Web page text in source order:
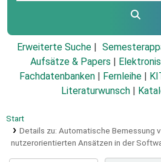
Erweiterte Suche
Aufsätze & Papers
Fachdatenbanken
Fernleihe
Literaturwunsch
Start
Details zu: Automatische Bemessung
nutzerorientierten Ansätzen in der